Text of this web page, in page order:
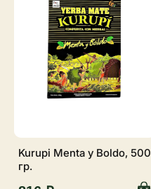
Kurupi Menta y Boldo, 500
гр.